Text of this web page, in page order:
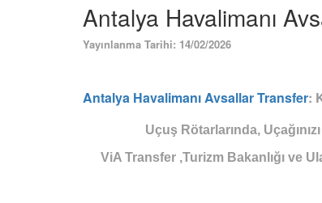
Antalya Havalimanı
Yayınlanma Tarihi: 14/02/2026
Antalya Havalimanı Avsallar Transfer:
Uçuş Rötarlarında,
ViA Transfer ,Turizm Bakanlığı ve